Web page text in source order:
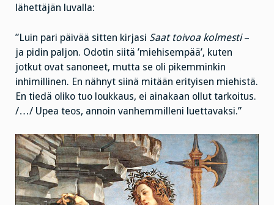
lähettäjän luvalla:
”Luin pari päivää sitten kirjasi Saat toivoa kolmesti–
ja pidin paljon. Odotin siitä ’miehisempää’, kuten
jotkut ovat sanoneet, mutta se oli pikemminkin
inhimillinen. En nähnyt siinä mitään erityisen miehistä.
En tiedä oliko tuo loukkaus, ei ainakaan ollut tarkoitus.
/…/ Upea teos, annoin vanhemmilleni luettavaksi.”